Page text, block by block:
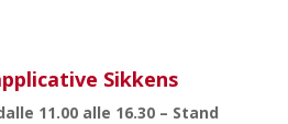
Sikkens
11.00 alle 16.30 – Stand